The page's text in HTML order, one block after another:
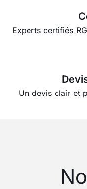
Experts certifiés
Un devis clair et